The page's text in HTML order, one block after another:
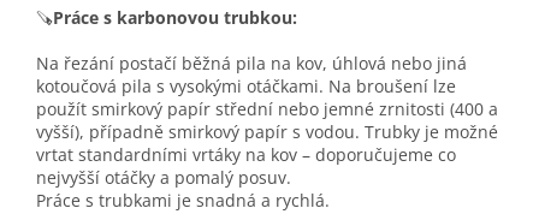
🪚Práce s karbonovou trubkou:
Na řezání postačí běžná pila na kov, úhlová nebo jiná
kotoučová pila s vysokými otáčkami. Na broušení lze
použít smirkový papír střední nebo jemné zrnitosti (400 a
vyšší), případně smirkový papír s vodou. Trubky je možné
vrtat standardními vrtáky na kov – doporučujeme co
nejvyšší otáčky a pomalý posuv.
Práce s trubkami je snadná a rychlá.